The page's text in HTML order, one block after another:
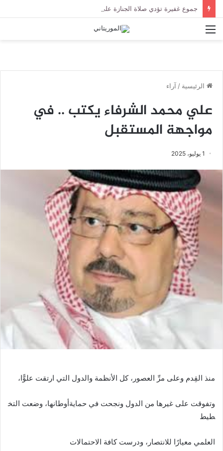
القائمة
الرئيسية / آراء
علي محمد الشرفاء يكتب .. في
مواجهة المستقبل
1 يوليو، 2025
منذ القِدم وعلى مرِّ العصور، كل الأنظمة والدول التي ارتقت علوًّا،
وتفوقت على غيرها من الدول ونجحت في حمايةأوطانها، وضعت التخ
طيط
العلمي معيارًا للانتصار، ودرست كافة الاحتمالات